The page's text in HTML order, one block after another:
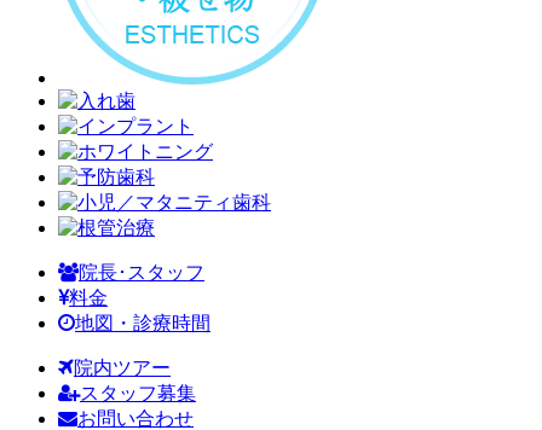
院長･スタッフ
料金
地図・診療時間
院内ツアー
スタッフ募集
お問い合わせ